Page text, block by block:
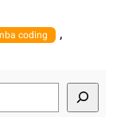
coding ,